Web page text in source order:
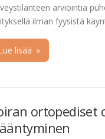
arviointia
ilman fyysistä
lisää »
ortopediset